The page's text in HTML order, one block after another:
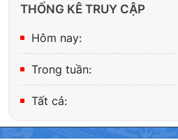
THỐNG KÊ TRUY CẬP
Hôm nay:
Trong tuần:
Tất cả: